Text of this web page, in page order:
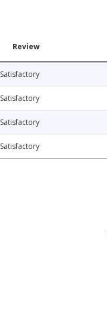
Review
Satisfactory
Satisfactory
Satisfactory
Satisfactory